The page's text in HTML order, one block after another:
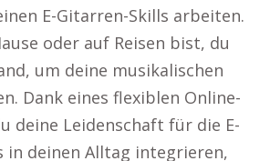
E-Gitarren-Skills arbeiten.
oder auf Reisen bist, du
um deine musikalischen
Dank eines flexiblen Online-
deine Leidenschaft für die E-
in deinen Alltag integrieren,